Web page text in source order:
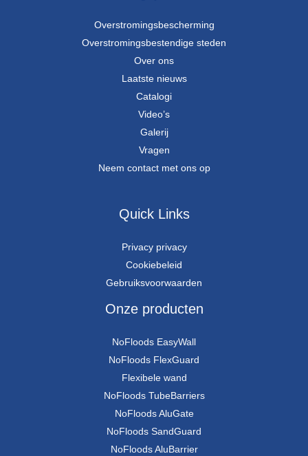
Overstromingsbescherming
Overstromingsbestendige steden
Over ons
Laatste nieuws
Catalogi
Video’s
Galerij
Vragen
Neem contact met ons op
Quick Links
Privacy privacy
Cookiebeleid
Gebruiksvoorwaarden
Onze producten
NoFloods EasyWall
NoFloods FlexGuard
Flexibele wand
NoFloods TubeBarriers
NoFloods AluGate
NoFloods SandGuard
NoFloods AluBarrier